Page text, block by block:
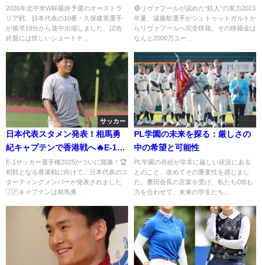
ルーの若きエース
2026年北中米W杯最終予選のオーストラ
リア戦、日本代表の10番・久保建英選手
が後半19分から途中出場しました。試合
終盤には惜しいシュートチ...
金の男
🔴リヴァプールが認めた“鉄人”の実力2023
年夏、遠藤航選手がシュトゥットガルトか
らリヴァプールへ完全移籍。その移籍金は
なんと2000万ユー...
サッカー
日本代表スタメン発表！相馬勇
紀キャプテンで香港戦へ🔥E-1選
手権初戦に挑む11人
E-1サッカー選手権2025がついに開幕！🏆
初戦となる香港戦に向けて、日本代表のス
ターティングメンバーが発表されました
🇯🇵キャプテンは相馬勇...
PL学園の未来を探る：厳しさの
中の希望と可能性
PL学園の存続が非常に厳しい状況にある
とのこと、改めてその重要性を感じまし
た。桑田会長の言葉を受け、私たちOBも
力を合わせて、未来の学生たち...